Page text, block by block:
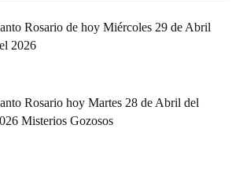
Rosario de hoy Miércoles 29 de Abril
2026
Rosario hoy Martes 28 de Abril del
Misterios Gozosos